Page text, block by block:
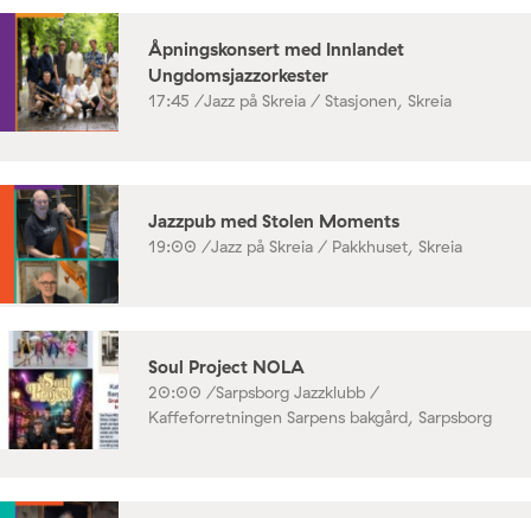
Åpningskonsert med Innlandet
Ungdomsjazzorkester
17:45 /Jazz på Skreia / Stasjonen, Skreia
Jazzpub med Stolen Moments
19:00 /Jazz på Skreia / Pakkhuset, Skreia
Soul Project NOLA
20:00 /Sarpsborg Jazzklubb /
Kaffeforretningen Sarpens bakgård, Sarpsborg